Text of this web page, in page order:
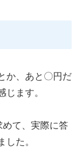
か、あと〇円だ
じます。
て、実際に答
した。